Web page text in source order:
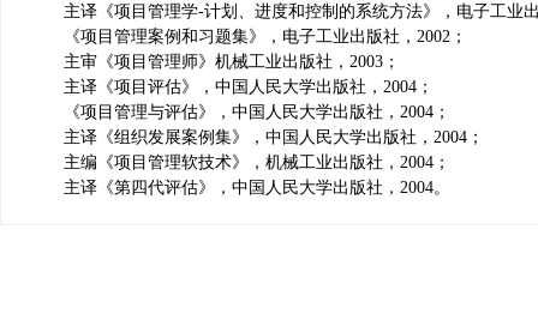
主译《项目管理学-计划、进度和控制的系统方法》，电子工业
《项目管理案例和习题集》，电子工业出版社，2002；
主审《项目管理师》机械工业出版社，2003；
主译《项目评估》，中国人民大学出版社，2004；
《项目管理与评估》，中国人民大学出版社，2004；
主译《组织发展案例集》，中国人民大学出版社，2004；
主编《项目管理软技术》，机械工业出版社，2004；
主译《第四代评估》，中国人民大学出版社，2004。